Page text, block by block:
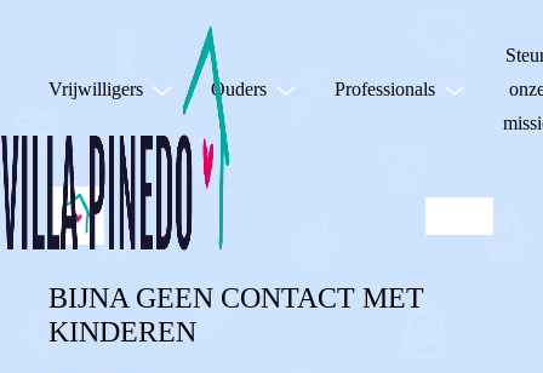
Vrijwilligers Ouders Professionals
BIJNA GEEN CONTACT MET
KINDEREN